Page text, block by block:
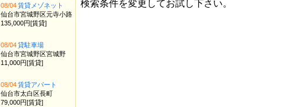
検索条件を変更してお試し下さい。
08/04賃貸メゾネット
仙台市宮城野区元寺小路
135,000円[賃貸]
08/04貸駐車場
仙台市宮城野区宮城野
11,000円[賃貸]
08/04賃貸アパート
仙台市太白区長町
79,000円[賃貸]